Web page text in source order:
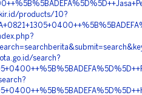
products/10?
search?